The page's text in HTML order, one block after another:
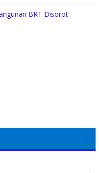
BRT Disorot
Intensif
Impian SMPN 4
Dimulai di Usia 20-an